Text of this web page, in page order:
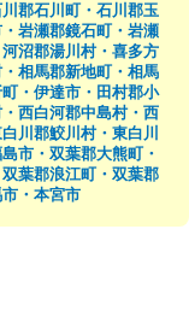
郡石川町・石川郡玉
岩瀬郡鏡石町・岩瀬
沼郡湯川村・喜多方
相馬郡新地町・相馬
・伊達市・田村郡小
西白河郡中島村・西
川郡鮫川村・東白川
市・双葉郡大熊町・
葉郡浪江町・双葉郡
・本宮市